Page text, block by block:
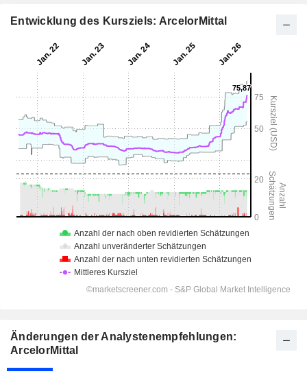
Entwicklung des Kursziels: ArcelorMittal
Änderungen der Analystenempfehlungen:
ArcelorMittal